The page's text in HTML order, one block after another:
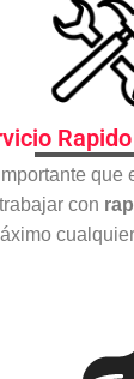
que
con